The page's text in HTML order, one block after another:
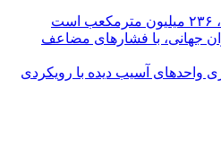
جهانی، با فشارهای مضاعف
واحدهای آسیب دیده با رویکردی